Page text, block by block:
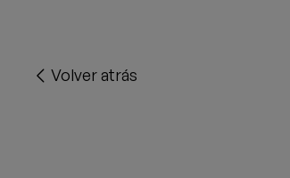
Volver atrás